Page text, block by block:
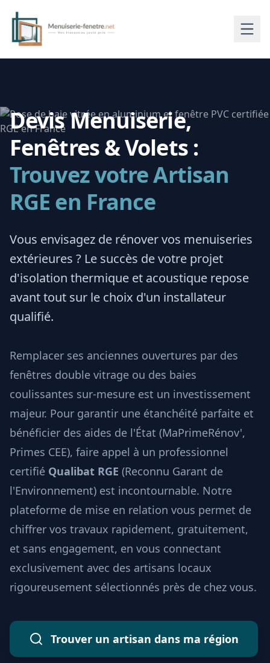
Devis Menuiserie,
Fenêtres & Volets :
Trouvez votre Artisan
RGE en France
Vous envisagez de rénover vos menuiseries
extérieures ? Le succès de votre projet
d'isolation thermique et acoustique repose
avant tout sur le choix d'un installateur
qualifié.
Remplacer ses anciennes ouvertures par des
fenêtres double vitrage ou des baies
coulissantes sur-mesure est un investissement
majeur. Pour garantir une étanchéité parfaite et
bénéficier des aides de l'État (MaPrimeRénov',
Primes CEE), faire appel à un professionnel
certifié Qualibat RGE (Reconnu Garant de
l'Environnement) est incontournable. Notre
plateforme de mise en relation vous permet de
chiffrer vos travaux rapidement, gratuitement,
et sans engagement, en vous connectant
exclusivement avec des artisans locaux
rigoureusement sélectionnés près de chez vous.
Trouver un artisan dans ma région